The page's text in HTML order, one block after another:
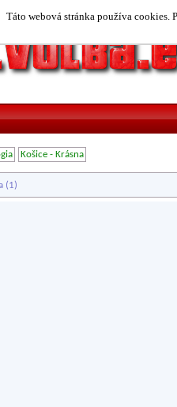
Táto webová stránka používa cookies.
Košice - Krásna
(1)